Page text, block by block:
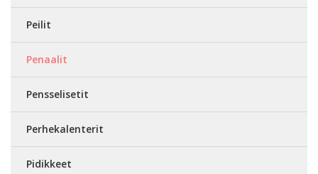
Peilit
Penaalit
Pensselisetit
Perhekalenterit
Pidikkeet